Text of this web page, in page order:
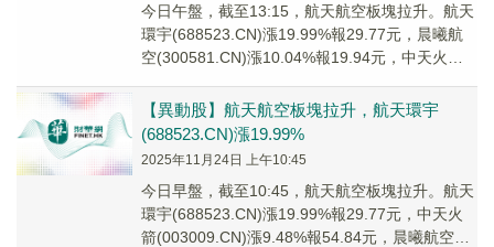
今日午盤，截至13:15，航天航空板塊拉升。航天
環宇(688523.CN)漲19.99%報29.77元，晨曦航
空(300581.CN)漲10.04%報19.94元，中天火箭
【異動股】航天航空板塊拉升，航天環宇
(688523.CN)漲19.99%
2025年11月24日 上午10:45
今日早盤，截至10:45，航天航空板塊拉升。航天
環宇(688523.CN)漲19.99%報29.77元，中天火
箭(003009.CN)漲9.48%報54.84元，晨曦航空